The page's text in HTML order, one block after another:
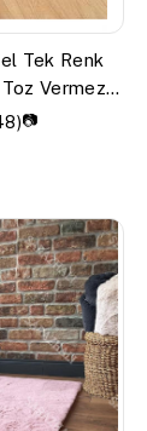
Tek Renk
Toz Vermez
📷